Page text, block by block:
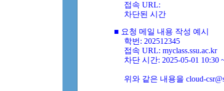
접속 URL:
차단된 시간
■ 요청 메일 내용 작성 예시
학번: 202512345
접속 URL: myclass.ssu.ac.kr
차단 시간: 2025-05-01 10:30
위와 같은 내용을 cloud-